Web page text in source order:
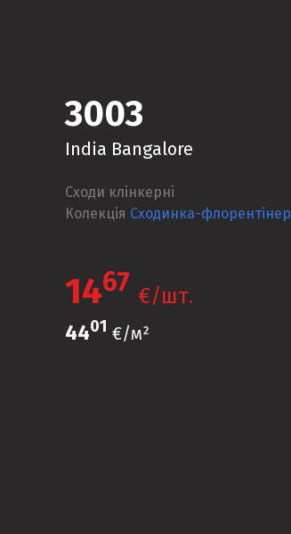
3003
India Bangalore
Сходи клінкерні
Колекція Сходинка-флорентінер
1467 €/шт.
4401 €/м²